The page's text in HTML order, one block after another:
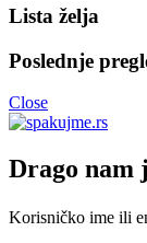
Lista želja
Poslednje
Close
Drago nam
Korisničko ime ili